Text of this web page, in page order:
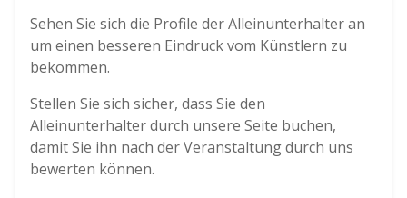
Sehen Sie sich die Profile der Alleinunterhalter an
um einen besseren Eindruck vom Künstlern zu
bekommen.
Stellen Sie sich sicher, dass Sie den
Alleinunterhalter durch unsere Seite buchen,
damit Sie ihn nach der Veranstaltung durch uns
bewerten können.